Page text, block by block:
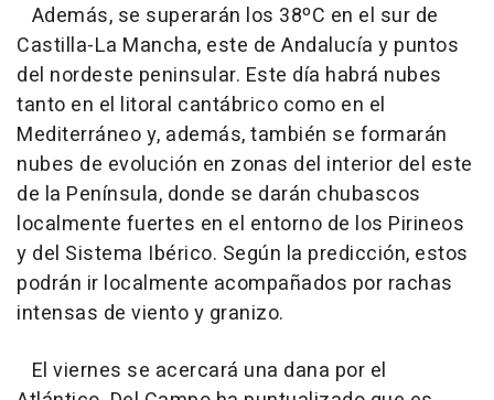
Además, se superarán los 38ºC en el sur de
Castilla-La Mancha, este de Andalucía y puntos
del nordeste peninsular. Este día habrá nubes
tanto en el litoral cantábrico como en el
Mediterráneo y, además, también se formarán
nubes de evolución en zonas del interior del este
de la Península, donde se darán chubascos
localmente fuertes en el entorno de los Pirineos
y del Sistema Ibérico. Según la predicción, estos
podrán ir localmente acompañados por rachas
intensas de viento y granizo.
El viernes se acercará una dana por el